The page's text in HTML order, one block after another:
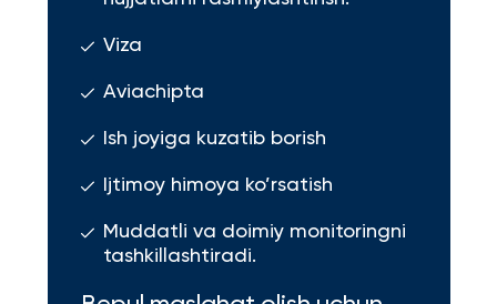
Viza
Aviachipta
Ish joyiga kuzatib borish
Ijtimoy himoya ko’rsatish
Muddatli va doimiy monitoringni
tashkillashtiradi.